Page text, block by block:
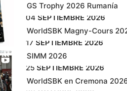
GS Trophy 2026 Rumanía
04 SEPTIEMBRE 2026
WorldSBK Magny-Cours
17 SEPTIEMBRE 2026
SIMM 2026
25 SEPTIEMBRE 2026
WorldSBK en Cremona